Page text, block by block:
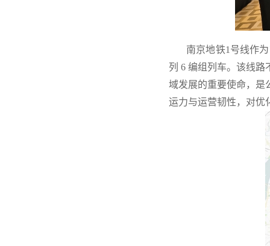
南京地铁1号线作为
列 6 编组列车。该线
域发展的重要使命，是
运力与运营韧性，对优